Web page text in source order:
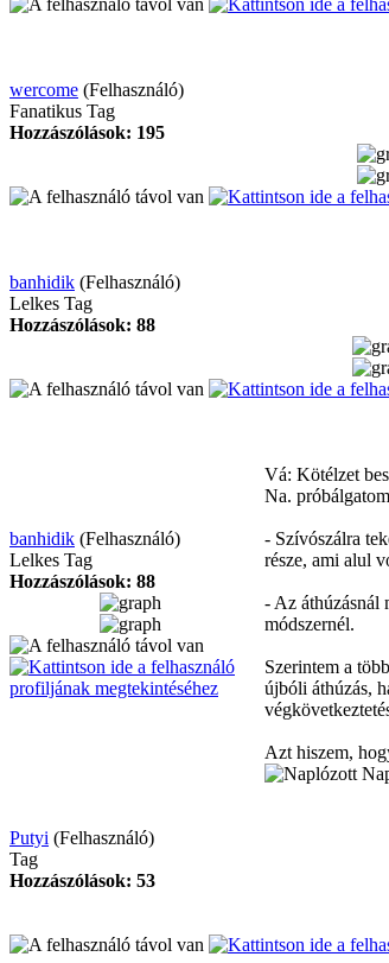
wercome (Felhasználó)
Fanatikus Tag
Hozzászólások: 195
banhidik (Felhasználó)
Lelkes Tag
Hozzászólások: 88
banhidik (Felhasználó)
Lelkes Tag
Hozzászólások: 88
Vá: Kötélzet
Na.
- Szívószálra
része, ami alul
- Az áthúzásnál
módszernél.
Szerintem a
újbóli áthúzás,
Azt hiszem,
Putyi (Felhasználó)
Tag
Hozzászólások: 53